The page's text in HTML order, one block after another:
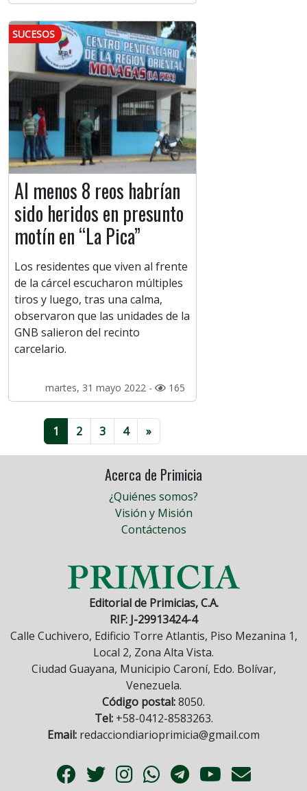
SUCESOS
Al menos 8 reos habrían
sido heridos en presunto
motín en “La Pica”
Los residentes que viven al frente
de la cárcel escucharon múltiples
tiros y luego, tras una calma,
observaron que las unidades de la
GNB salieron del recinto
carcelario.
martes, 31 mayo 2022 - 165
1 2 3 4 »
Acerca de Primicia
¿Quiénes somos?
Visión y Misión
Contáctenos
Editorial de Primicias, C.A.
RIF: J-29913424-4
Calle Cuchivero, Edificio Torre Atlantis, Piso Mezanina 1,
Local 2, Zona Alta Vista.
Ciudad Guayana, Municipio Caroní, Edo. Bolívar,
Venezuela.
Código postal:8050.
Tel:+58-0412-8583263.
Email: redacciondiarioprimicia@gmail.com